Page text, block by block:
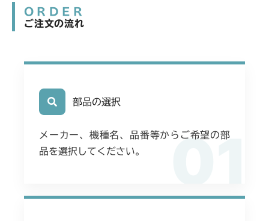
本体 FIG25 4WD切替
本体 FIG19 走行操作レバー(左ブレーキ
左HSTレバー)
CMX2506YC/YCV/YCS
本体 FIG23 走行操作レバー
本体 FIG26 デフロックレバー
本体 FIG29 スライドリンク
ORDER
ご注文の流れ
01
部品の選択
メーカー、機種名、品番等からご希望の部
品を選択してください。